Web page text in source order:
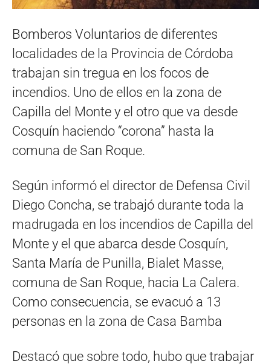
Bomberos Voluntarios de diferentes
localidades de la Provincia de Córdoba
trabajan sin tregua en los focos de
incendios. Uno de ellos en la zona de
Capilla del Monte y el otro que va desde
Cosquín haciendo “corona” hasta la
comuna de San Roque.
Según informó el director de Defensa Civil
Diego Concha, se trabajó durante toda la
madrugada en los incendios de Capilla del
Monte y el que abarca desde Cosquín,
Santa María de Punilla, Bialet Masse,
comuna de San Roque, hacia La Calera.
Como consecuencia, se evacuó a 13
personas en la zona de Casa Bamba
Destacó que sobre todo, hubo que trabajar